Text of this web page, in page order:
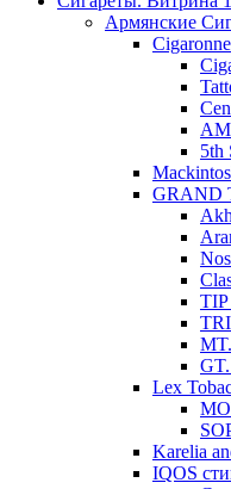
Армянские
Cigaronne
5th
GRAND
Lex
Karelia
IQOS